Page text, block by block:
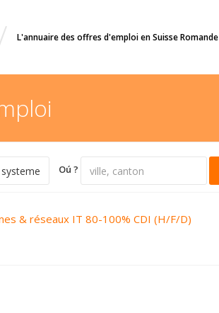
L'annuaire des offres d'emploi en Suisse Romande
Oú ?
& réseaux IT 80-100% CDI (H/F/D)